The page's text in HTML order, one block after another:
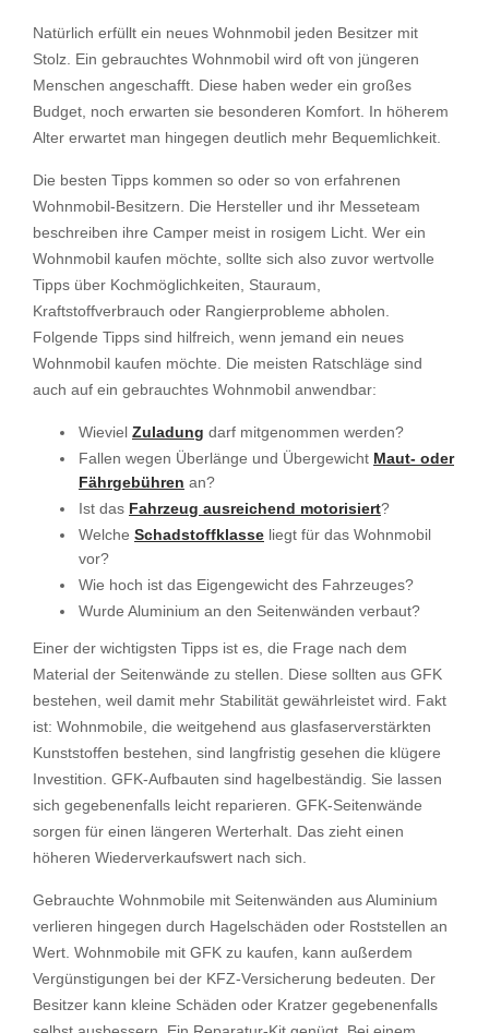
Natürlich erfüllt ein neues Wohnmobil jeden Besitzer mit
Stolz. Ein gebrauchtes Wohnmobil wird oft von jüngeren
Menschen angeschafft. Diese haben weder ein großes
Budget, noch erwarten sie besonderen Komfort. In höherem
Alter erwartet man hingegen deutlich mehr Bequemlichkeit.
Die besten Tipps kommen so oder so von erfahrenen
Wohnmobil-Besitzern. Die Hersteller und ihr Messeteam
beschreiben ihre Camper meist in rosigem Licht. Wer ein
Wohnmobil kaufen möchte, sollte sich also zuvor wertvolle
Tipps über Kochmöglichkeiten, Stauraum,
Kraftstoffverbrauch oder Rangierprobleme abholen.
Folgende Tipps sind hilfreich, wenn jemand ein neues
Wohnmobil kaufen möchte. Die meisten Ratschläge sind
auch auf ein gebrauchtes Wohnmobil anwendbar:
Wieviel Zuladung darf mitgenommen werden?
Fallen wegen Überlänge und Übergewicht Maut- oder
Fährgebühren an?
Ist das Fahrzeug ausreichend motorisiert?
Welche Schadstoffklasse liegt für das Wohnmobil
vor?
Wie hoch ist das Eigengewicht des Fahrzeuges?
Wurde Aluminium an den Seitenwänden verbaut?
Einer der wichtigsten Tipps ist es, die Frage nach dem
Material der Seitenwände zu stellen. Diese sollten aus GFK
bestehen, weil damit mehr Stabilität gewährleistet wird. Fakt
ist: Wohnmobile, die weitgehend aus glasfaserverstärkten
Kunststoffen bestehen, sind langfristig gesehen die klügere
Investition. GFK-Aufbauten sind hagelbeständig. Sie lassen
sich gegebenenfalls leicht reparieren. GFK-Seitenwände
sorgen für einen längeren Werterhalt. Das zieht einen
höheren Wiederverkaufswert nach sich.
Gebrauchte Wohnmobile mit Seitenwänden aus Aluminium
verlieren hingegen durch Hagelschäden oder Roststellen an
Wert. Wohnmobile mit GFK zu kaufen, kann außerdem
Vergünstigungen bei der KFZ-Versicherung bedeuten. Der
Besitzer kann kleine Schäden oder Kratzer gegebenenfalls